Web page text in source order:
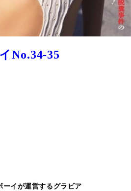
No.34-35
ーイが運営するグラビア